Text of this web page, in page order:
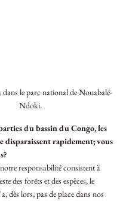
le parc national de Nouabalé-
Ndoki.
du bassin du Congo, les
disparaissent rapidement; vous
responsabilité consistent à
des forêts et des espèces, le
dès lors, pas de place dans nos